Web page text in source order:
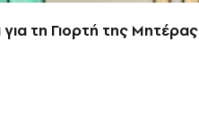
τη Γιορτή της Μητέρας